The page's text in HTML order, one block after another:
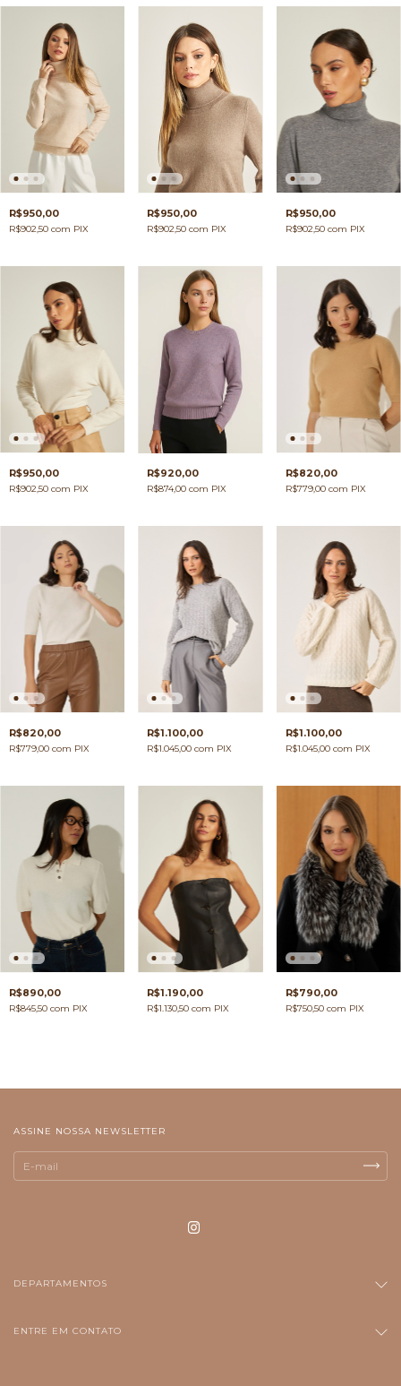
R$950,00
R$902,50 com PIX
R$950,00
R$902,50com PIX
R$950,00
R$902,50 com PIX
R$950,00
R$902,50 com PIX
R$920,00
R$874,00com PIX
R$820,00
R$779,00 com PIX
R$820,00
R$779,00 com PIX
R$1.100,00
R$1.045,00com PIX
R$1.100,00
R$1.045,00 com PIX
R$890,00
R$845,50 com PIX
R$1.190,00
R$1.130,50com PIX
R$790,00
R$750,50 com PIX
ASSINE NOSSA NEWSLETTER
DEPARTAMENTOS
ENTRE EM CONTATO